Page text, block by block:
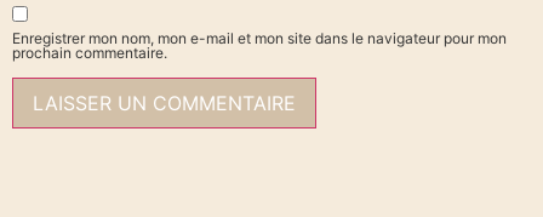
Enregistrer mon nom, mon e-mail et mon site dans le navigateur pour mon
prochain commentaire.